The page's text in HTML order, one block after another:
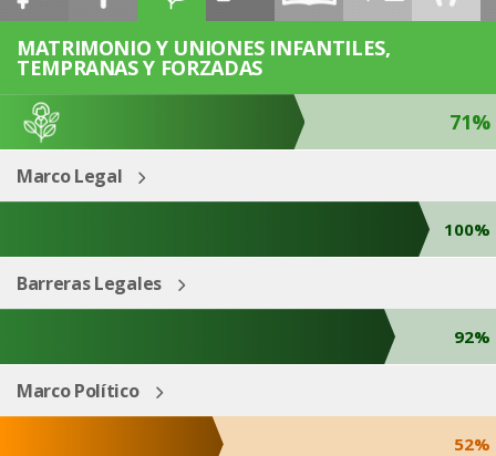
ESP ENG
MATRIMONIO Y UNIONES INFANTILES,
TEMPRANAS Y FORZADAS
71%
Marco Legal
100%
Barreras Legales
92%
Marco Político
52%